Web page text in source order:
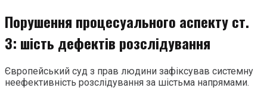
Порушення процесуального аспекту ст.
3: шість дефектів розслідування
Європейський суд з прав людини зафіксував системну
неефективність розслідування за шістьма напрямами.